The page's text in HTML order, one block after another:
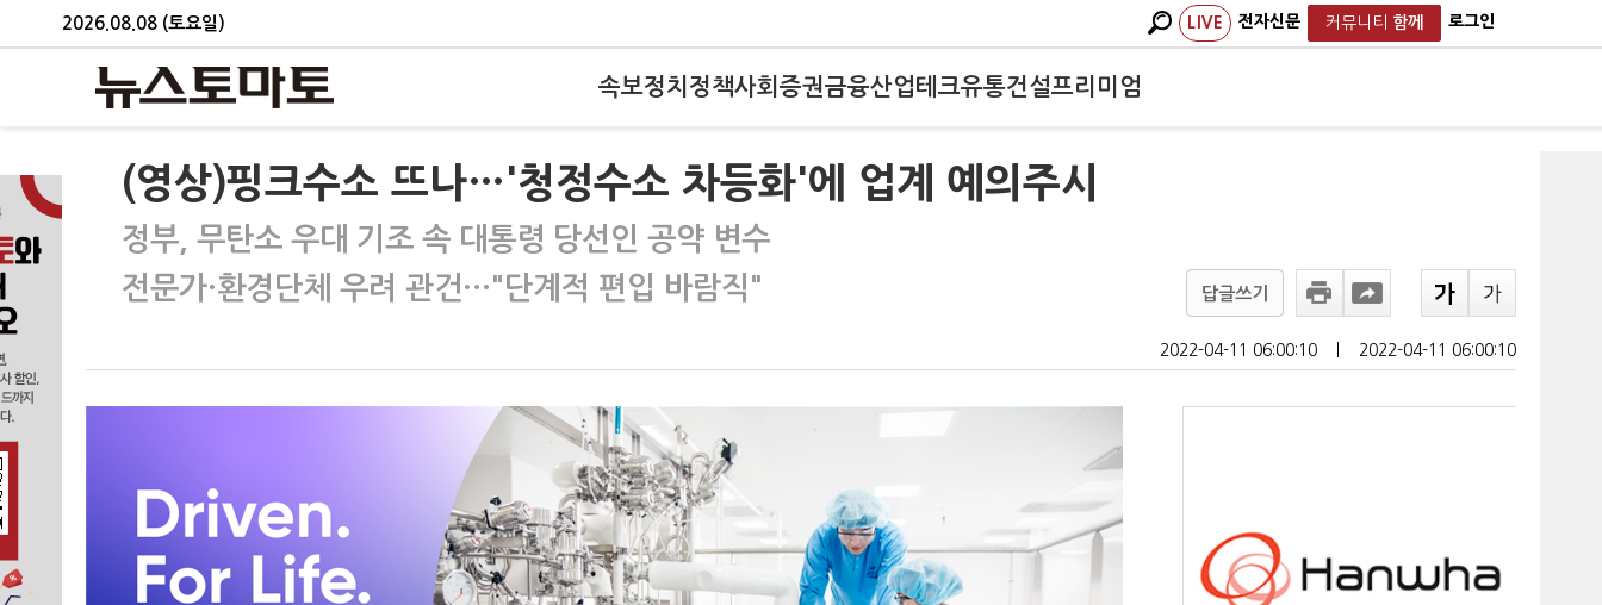
2026.08.08 (토요일) LIVE 전자신문 커뮤니티 함께 로그인
속보정치 정책사회 증권금융산업테크유통건설프리미엄
(영상)핑크수소 뜨나…'청정수소 차등화'에 업계 예의주시
정부, 무탄소 우대 기조 속 대통령 당선인 공약 변수
전문가·환경단체 우려 관건…"단계적 편입 바람직"
답글쓰기
2022-04-11 06:00:10 2022-04-11 06:00:10